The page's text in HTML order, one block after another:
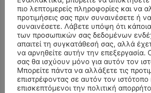
- Advertisment -
πιο λεπτομερείς πληροφορίες και να
προτιμήσεις σας πριν συναινέσετε ή
συναινέσετε. Λάβετε υπόψη ότι
των προσωπικών σας δεδομένων
απαιτεί τη συγκατάθεσή σας, αλλά
να αρνηθείτε αυτήν την επεξεργασία.
σας θα ισχύουν μόνο για αυτόν τον
Μπορείτε πάντα να αλλάξετε τις
επιστρέφοντας σε αυτόν τον ιστότοπο
επισκεπτόμενοι την πολιτική